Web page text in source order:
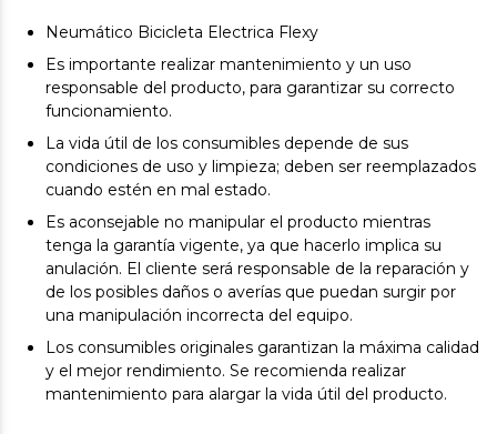
Neumático Bicicleta Electrica Flexy
Es importante realizar mantenimiento y un uso
responsable del producto, para garantizar su correcto
funcionamiento.
La vida útil de los consumibles depende de sus
condiciones de uso y limpieza; deben ser reemplazados
cuando estén en mal estado.
Es aconsejable no manipular el producto mientras
tenga la garantía vigente, ya que hacerlo implica su
anulación. El cliente será responsable de la reparación y
de los posibles daños o averías que puedan surgir por
una manipulación incorrecta del equipo.
Los consumibles originales garantizan la máxima calidad
y el mejor rendimiento. Se recomienda realizar
mantenimiento para alargar la vida útil del producto.